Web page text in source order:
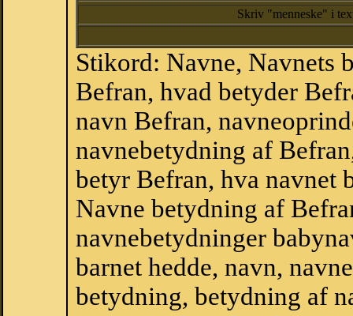
Skriv "menneske" i
Stikord: Navne, Navnets
Befran, hvad betyder
navn Befran,
navnebetydning af
betyr Befran, hva navnet
Navne betydning af
navnebetydninger
barnet hedde, navn,
betydning, betydning af